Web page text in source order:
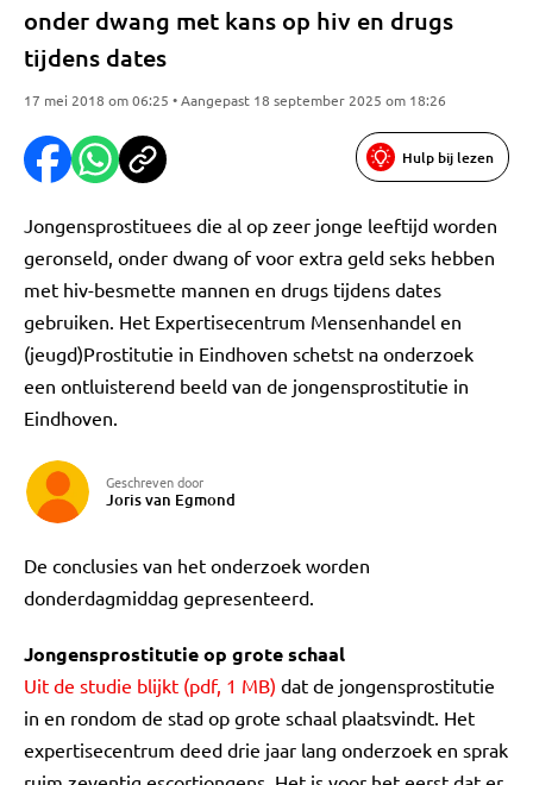
onder dwang met kans op hiv en drugs
tijdens dates
17 mei 2018 om 06:25 • Aangepast 18 september 2025 om 18:26
Hulp bij lezen
Jongensprostituees die al op zeer jonge leeftijd worden
geronseld, onder dwang of voor extra geld seks hebben
met hiv-besmette mannen en drugs tijdens dates
gebruiken. Het Expertisecentrum Mensenhandel en
(jeugd)Prostitutie in Eindhoven schetst na onderzoek
een ontluisterend beeld van de jongensprostitutie in
Eindhoven.
Geschreven door
Joris van Egmond
De conclusies van het onderzoek worden
donderdagmiddag gepresenteerd.
Jongensprostitutie op grote schaal
Uit de studie blijkt (pdf, 1 MB) dat de jongensprostitutie
in en rondom de stad op grote schaal plaatsvindt. Het
expertisecentrum deed drie jaar lang onderzoek en sprak